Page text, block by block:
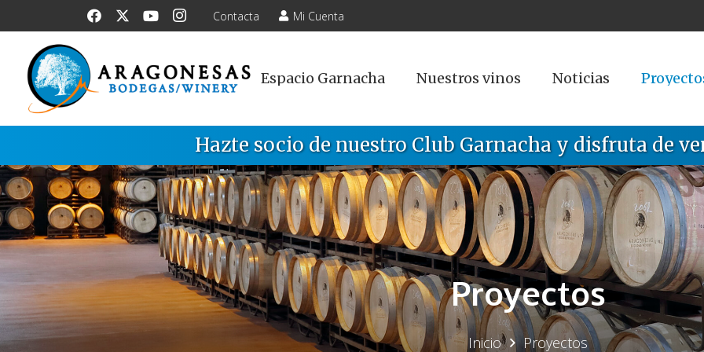
Contacta Mi Cuenta
Espacio Garnacha Nuestros vinos Noticias
Hazte socio de nuestro Club Garnacha y disfruta de
Proyectos
Inicio Proyectos